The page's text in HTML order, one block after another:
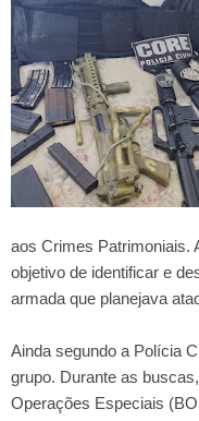
aos Crimes Patrimoniais.
objetivo de identificar e
armada que planejava
Ainda segundo a Polícia
grupo. Durante as
Operações Especiais